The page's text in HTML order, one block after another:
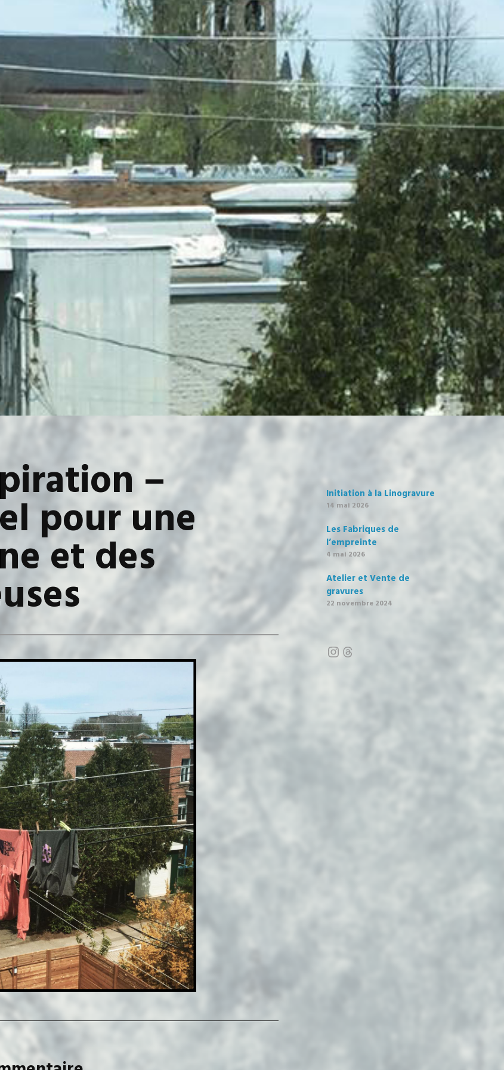
– Séchage naturel
saine et des alvéoles
–
pour une
et des
Initiation à la Linogravure
14 mai 2026
Les Fabriques de
l’empreinte
4 mai 2026
Atelier et Vente de
gravures
22 novembre 2024
Instagram
Threads